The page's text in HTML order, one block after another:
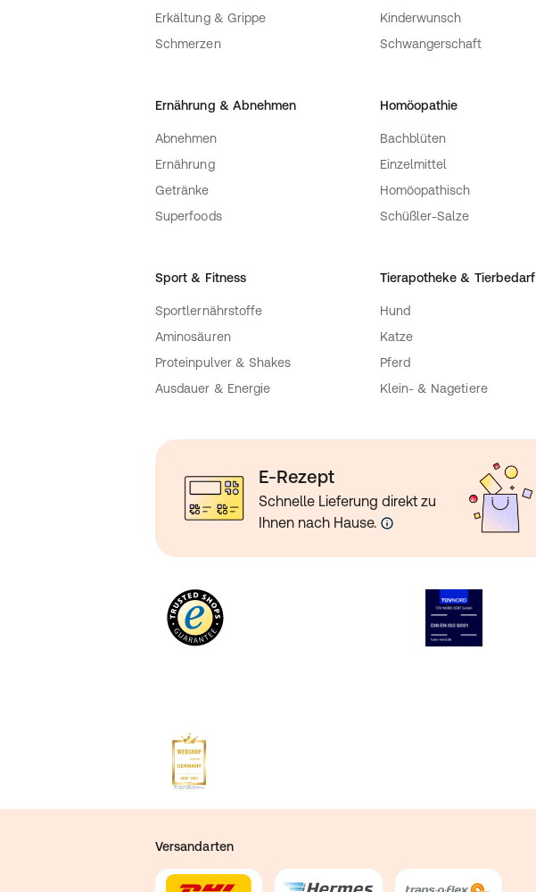
Erkältung & Grippe
Schmerzen
Kinderwunsch
Schwangerschaft
Ernährung & Abnehmen
Abnehmen
Ernährung
Getränke
Superfoods
Homöopathie
Bachblüten
Einzelmittel
Homöopathisch
Schüßler-Salze
Sport & Fitness
Sportlernährstoffe
Aminosäuren
Proteinpulver & Shakes
Ausdauer & Energie
Tierapotheke & Tierbedarf
Hund
Katze
Pferd
Klein- & Nagetiere
E-Rezept
Schnelle Lieferung direkt zu
Ihnen nach Hause.
Versandarten